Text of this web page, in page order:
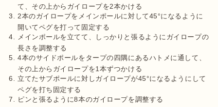
て、その上からガイロープを2本かける
2本のガイロープをメインポールに対して45°になるように
開いてペグを打って固定する
メインポールを立てて、しっかりと張るようにガイロープの
長さを調整する
4本のサイドポールをタープの四隅にあるハトメに通して、
その上からガイロープを1本ずつかける
立てたサブポールに対しガイロープが45°になるようにして
ペグを打ち固定する
ピンと張るように8本のガイロープを調整する